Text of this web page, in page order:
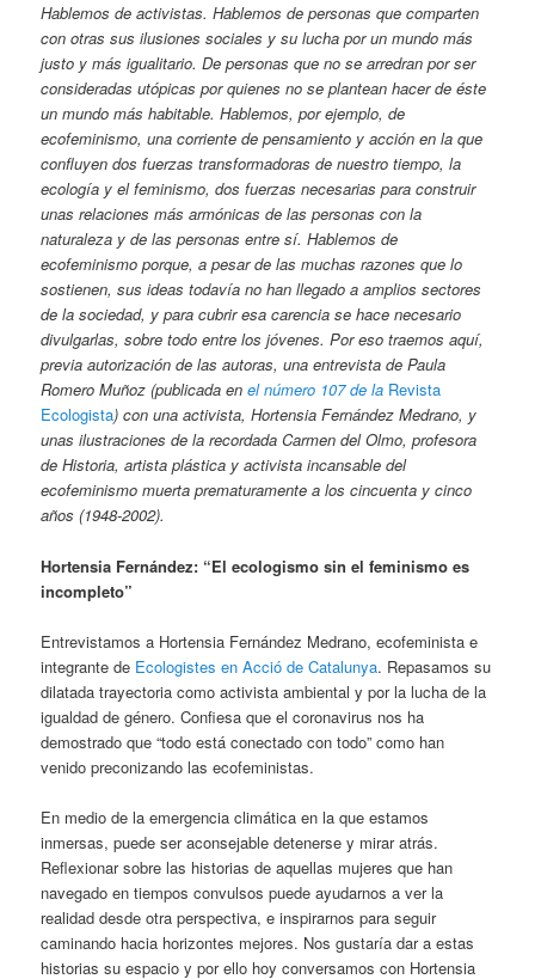
Hablemos de activistas. Hablemos de personas que comparten
con otras sus ilusiones sociales y su lucha por un mundo más
justo y más igualitario. De personas que no se arredran por ser
consideradas utópicas por quienes no se plantean hacer de éste
un mundo más habitable. Hablemos, por ejemplo, de
ecofeminismo, una corriente de pensamiento y acción en la que
confluyen dos fuerzas transformadoras de nuestro tiempo, la
ecología y el feminismo, dos fuerzas necesarias para construir
unas relaciones más armónicas de las personas con la
naturaleza y de las personas entre sí. Hablemos de
ecofeminismo porque, a pesar de las muchas razones que lo
sostienen, sus ideas todavía no han llegado a amplios sectores
de la sociedad, y para cubrir esa carencia se hace necesario
divulgarlas, sobre todo entre los jóvenes. Por eso traemos aquí,
previa autorización de las autoras, una entrevista de Paula
Romero Muñoz (publicada enel número 107 de la Revista
Ecologista) con una activista, Hortensia Fernández Medrano, y
unas ilustraciones de la recordada Carmen del Olmo, profesora
de Historia, artista plástica y activista incansable del
ecofeminismo muerta prematuramente a los cincuenta y cinco
años (1948-2002).
Hortensia Fernández: “El ecologismo sin el feminismo es
incompleto”
Entrevistamos a Hortensia Fernández Medrano, ecofeminista e
integrante de Ecologistes en Acció de Catalunya. Repasamos su
dilatada trayectoria como activista ambiental y por la lucha de la
igualdad de género. Confiesa que el coronavirus nos ha
demostrado que “todo está conectado con todo” como han
venido preconizando las ecofeministas.
En medio de la emergencia climática en la que estamos
inmersas, puede ser aconsejable detenerse y mirar atrás.
Reflexionar sobre las historias de aquellas mujeres que han
navegado en tiempos convulsos puede ayudarnos a ver la
realidad desde otra perspectiva, e inspirarnos para seguir
caminando hacia horizontes mejores. Nos gustaría dar a estas
historias su espacio y por ello hoy conversamos con Hortensia